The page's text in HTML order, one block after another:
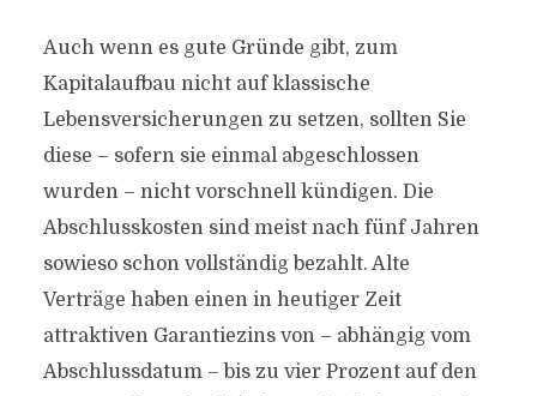
Auch wenn es gute Gründe gibt, zum
Kapitalaufbau nicht auf klassische
Lebensversicherungen zu setzen, sollten Sie
diese – sofern sie einmal abgeschlossen
wurden – nicht vorschnell kündigen. Die
Abschlusskosten sind meist nach fünf Jahren
sowieso schon vollständig bezahlt. Alte
Verträge haben einen in heutiger Zeit
attraktiven Garantiezins von – abhängig vom
Abschlussdatum – bis zu vier Prozent auf den